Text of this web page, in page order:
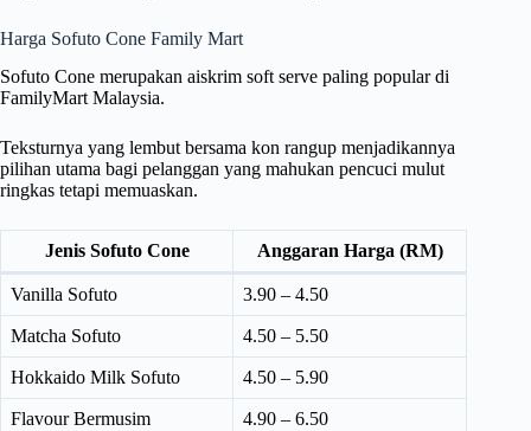
Harga Sofuto Cone Family Mart
Sofuto Cone merupakan aiskrim soft serve paling popular di
FamilyMart Malaysia.
Teksturnya yang lembut bersama kon rangup menjadikannya
pilihan utama bagi pelanggan yang mahukan pencuci mulut
ringkas tetapi memuaskan.
Jenis Sofuto Cone Anggaran Harga (RM)
Vanilla Sofuto 3.90 – 4.50
Matcha Sofuto 4.50 – 5.50
Hokkaido Milk Sofuto 4.50 – 5.90
Flavour Bermusim
4.90 – 6.50